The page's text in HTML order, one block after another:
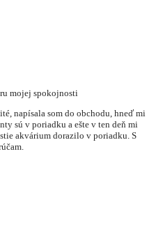
mojej spokojnosti
napísala som do obchodu, hneď mi
sú v poriadku a ešte v ten deň mi
akvárium dorazilo v poriadku. S